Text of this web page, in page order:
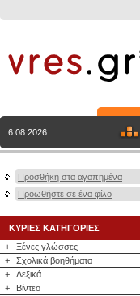
6.08.2026
Προσθήκη στα αγαπημένα
Προωθήστε σε ένα φίλο
ΚΥΡΙΕΣ ΚΑΤΗΓΟΡΙΕΣ
+
Ξένες γλώσσες
+
Σχολικά βοηθήματα
+
Λεξικά
+
Βίντεο